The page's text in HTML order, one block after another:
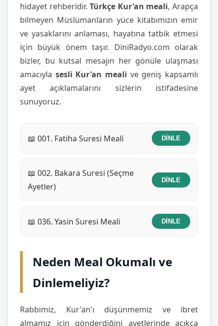
hidayet rehberidir.Türkçe Kur'an meali, Arapça
bilmeyen Müslümanların yüce kitabımızın emir
ve yasaklarını anlaması, hayatına tatbik etmesi
için büyük önem taşır. DiniRadyo.com olarak
bizler, bu kutsal mesajın her gönüle ulaşması
amacıyla sesli Kur'an meali ve geniş kapsamlı
ayet açıklamalarını sizlerin istifadesine
sunuyoruz.
📖 001. Fatiha Suresi Meali DİNLE
📖 002. Bakara Suresi (Seçme
Ayetler)
DİNLE
📖 036. Yasin Suresi Meali DİNLE
Neden Meal Okumalı ve
Dinlemeliyiz?
Rabbimiz, Kur'an'ı düşünmemiz ve ibret
almamız için gönderdiğini ayetlerinde açıkça